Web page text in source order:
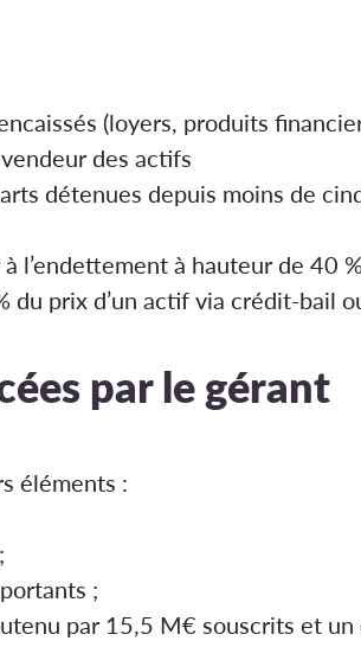
(loyers, produits
des actifs
détenues depuis moins de
l’endettement à hauteur de 40
du prix d’un actif via crédit-bail
par le gérant
éléments :
;
par 15,5 M€ souscrits et